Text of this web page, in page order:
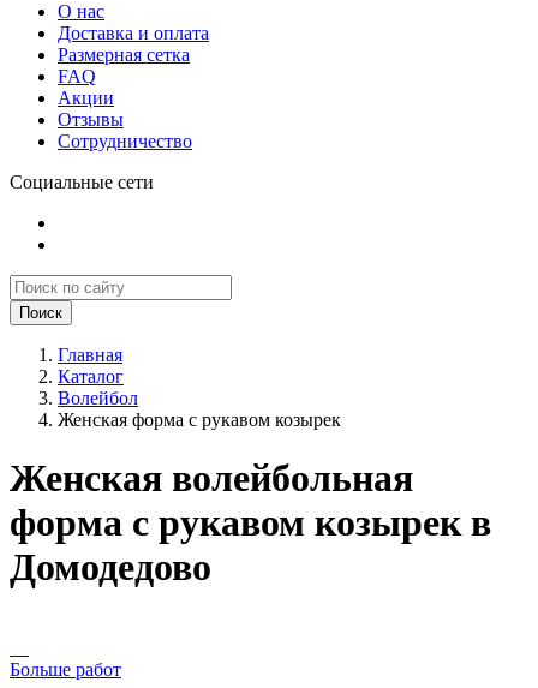
О нас
Доставка и оплата
Размерная сетка
FAQ
Акции
Отзывы
Сотрудничество
Социальные сети
Поиск
Главная
Каталог
Волейбол
Женская форма с рукавом козырек
Женская волейбольная
форма с рукавом козырек в
Домодедово
Больше работ